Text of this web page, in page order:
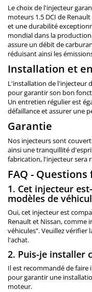
Le choix de l'injecteur
moteurs 1.5 DCI de
et une durabilité
mondial dans la
assure un débit de
réduisant ainsi les
Installation et
L'installation de l'injecteur
pour garantir son bon
Un entretien régulier est
défaillance et assurer une
Garantie
Nos injecteurs sont
ainsi une tranquillité
fabrication, l'injecteur sera
FAQ -
1. Cet injecteur
modèles de
Oui, cet injecteur est
Renault et Nissan, comme
véhicules". Veuillez vérifier
l'achat.
2. Puis-je installer
Il est recommandé de
pour garantir une
moteur.